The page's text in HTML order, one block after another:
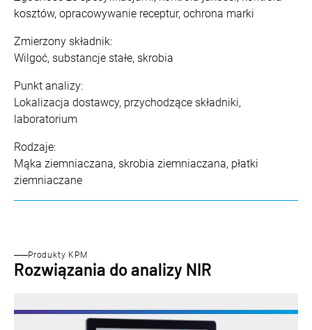
kosztów, opracowywanie receptur, ochrona marki
Zmierzony składnik:
Wilgoć, substancje stałe, skrobia
Punkt analizy:
Lokalizacja dostawcy, przychodzące składniki,
laboratorium
Rodzaje:
Mąka ziemniaczana, skrobia ziemniaczana, płatki
ziemniaczane
Produkty KPM
Rozwiązania do analizy NIR